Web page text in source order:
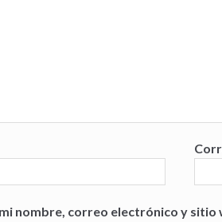
nombre, correo electrónico y sitio